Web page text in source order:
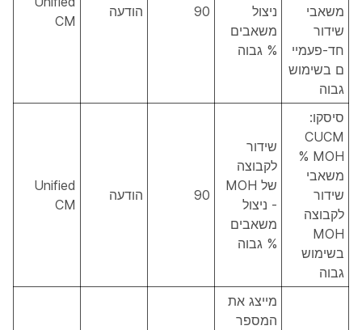
משאבי
שידור
חד-פעמיי
ם בשימוש
גבוה
ניצול
משאבים
% גבוה
90 הודעה
CM
סיסקו:
CUCM
MOH %
משאבי
שידור
לקבוצה
MOH
בשימוש
גבוה
שידור
לקבוצה
של MOH
- ניצול
משאבים
% גבוה
90 הודעה
Unified
CM
מייצג את
המספר